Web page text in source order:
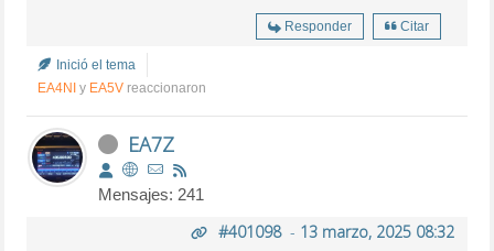
Responder Citar
Inició el tema
EA4NI y EA5V reaccionaron
EA7Z
Mensajes: 241
#401098- 13 marzo, 2025 08:32